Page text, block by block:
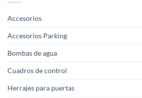
la
producto
Accesorios
Accesorios Parking
Bombas de agua
Cuadros de control
Herrajes para puertas